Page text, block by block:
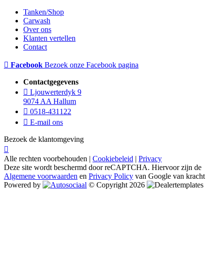
Tanken/Shop
Carwash
Over ons
Klanten vertellen
Contact
Facebook Bezoek onze Facebook pagina
Contactgegevens
Ljouwerterdyk 9
9074 AA Hallum
0518-431122
E-mail ons
Bezoek de klantomgeving
Alle rechten voorbehouden | Cookiebeleid | Privacy
Deze site wordt beschermd door reCAPTCHA. Hiervoor zijn de
Algemene voorwaarden en Privacy Policy van Google van kracht
Powered by
© Copyright 2026